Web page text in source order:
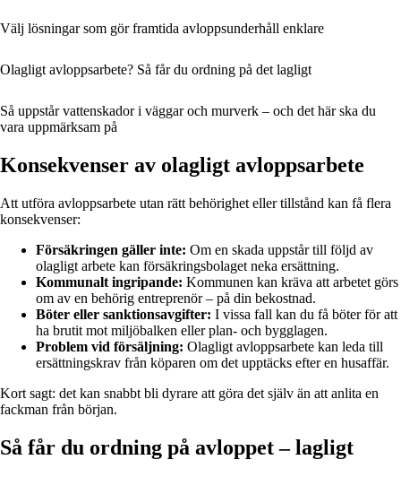
Välj lösningar som gör framtida avloppsunderhåll enklare
Olagligt avloppsarbete? Så får du ordning på det lagligt
Så uppstår vattenskador i väggar och murverk – och det här ska du
vara uppmärksam på
Konsekvenser av olagligt avloppsarbete
Att utföra avloppsarbete utan rätt behörighet eller tillstånd kan få flera
konsekvenser:
Försäkringen gäller inte: Om en skada uppstår till följd av
olagligt arbete kan försäkringsbolaget neka ersättning.
Kommunalt ingripande: Kommunen kan kräva att arbetet görs
om av en behörig entreprenör – på din bekostnad.
Böter eller sanktionsavgifter: I vissa fall kan du få böter för att
ha brutit mot miljöbalken eller plan- och bygglagen.
Problem vid försäljning: Olagligt avloppsarbete kan leda till
ersättningskrav från köparen om det upptäcks efter en husaffär.
Kort sagt: det kan snabbt bli dyrare att göra det själv än att anlita en
fackman från början.
Så får du ordning på avloppet – lagligt